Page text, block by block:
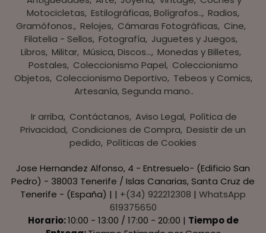
Motocicletas Estilográficas, Bolígrafos.. Radios,
Gramófonos. Relojes Cámaras Fotográficas Cine
Filatelia - Sellos Fotografía Juguetes y Juegos
Libros Militar Música, Discos... Monedas y Billetes
Postales Coleccionismo Papel Coleccionismo
Objetos Coleccionismo Deportivo Tebeos y Comics
Artesanía, Segunda mano..
Ir arriba Contáctanos Aviso Legal Política de
Privacidad Condiciones de Compra Desistir de un
pedido Políticas de Cookies
Jose Hernandez Alfonso, 4 - Entresuelo- (Edificio San
Pedro) - 38003 Tenerife / Islas Canarias, Santa Cruz de
Tenerife - (España) | | +(34) 922212308 | WhatsApp
619375650
Horario:10:00 - 13:00 / 17:00 - 20:00 | Tiempo de